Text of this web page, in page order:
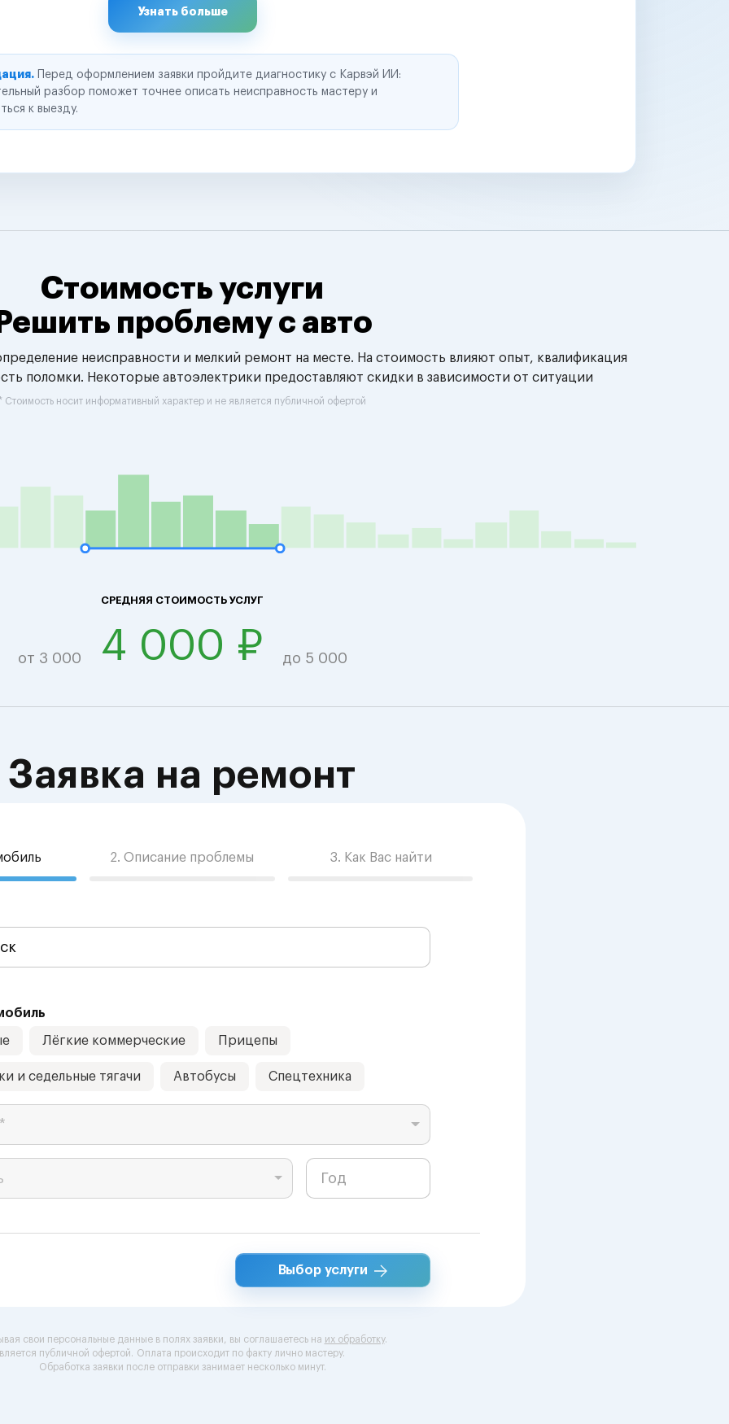
Узнать больше
Перед оформлением заявки пройдите диагностику с Карвэй ИИ:
разбор поможет точнее описать неисправность мастеру и
к выезду.
Стоимость услуги
Решить проблему с авто
неисправности и мелкий ремонт на месте. На стоимость влияют опыт, квалификация
поломки. Некоторые автоэлектрики предоставляют скидки в зависимости от ситуации
Стоимость носит информативный характер и не является публичной офертой
СРЕДНЯЯ СТОИМОСТЬ УСЛУГ
от 3 000 4 000 ₽ до 5 000
Заявка на ремонт
2. Описание проблемы 3. Как Вас найти
Лёгкие коммерческие Прицепы
и седельные тягачи Автобусы Спецтехника
Выбор услуги
свои персональные данные в полях заявки, вы соглашаетесь на их обработку.
публичной офертой. Оплата происходит по факту лично мастеру.
Обработка заявки после отправки занимает несколько минут.